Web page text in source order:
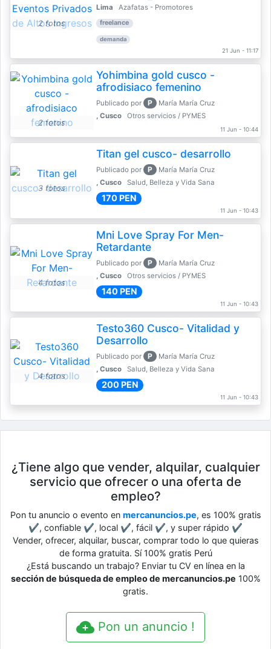
2 fotos
Lima
Azafatas - Promotores
freelance
demanda
21 Jun - 11:17
2 fotos
Yohimbina gold cusco -
afrodisiaco femenino
Publicado por P
María María Cruz
, Cusco
Otros servicios / PYMES
11 Jun - 10:44
3 fotos
Titan gel cusco- desarrollo
Publicado por P
María María Cruz
, Cusco
Salud, Belleza y Vida Sana
170 PEN
11 Jun - 10:43
4 fotos
Mni Love Spray For Men-
Retardante
Publicado por P
María María Cruz
, Cusco
Otros servicios / PYMES
140 PEN
11 Jun - 10:43
4 fotos
Testo360 Cusco- Vitalidad y
Desarrollo
Publicado por P
María María Cruz
, Cusco
Salud, Belleza y Vida Sana
200 PEN
11 Jun - 10:43
¿Tiene algo que vender, alquilar, cualquier
servicio que ofrecer o una oferta de
empleo?
Pon tu anuncio o evento en mercanuncios.pe, es 100% gratis
✔, confiable ✔, local ✔, fácil ✔, y super rápido ✔
Vender, ofrecer, alquilar, buscar, comprar todo lo que quieras
de forma gratuita. Sí 100% gratis Perú
¿Está buscando un trabajo? Enviar tu CV en línea en la
sección de búsqueda de empleo de mercanuncios.pe 100%
gratis.
Pon un anuncio !